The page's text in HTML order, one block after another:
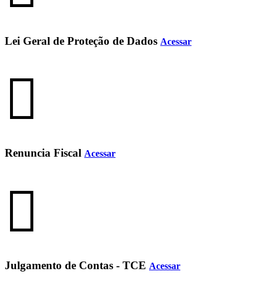
Lei Geral de Proteção de Dados Acessar
Renuncia Fiscal Acessar
Julgamento de Contas - TCE Acessar